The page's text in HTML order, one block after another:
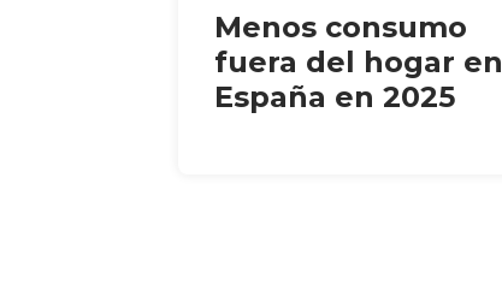
Menos consumo
fuera del hogar en
España en 2025